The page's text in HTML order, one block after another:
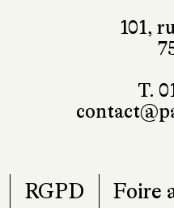
101,
T.
RGPD Foire